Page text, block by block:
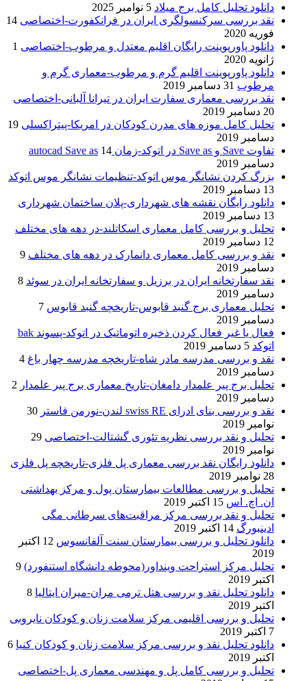
دانلود تحلیل کامل برج میلاد 5 نوامبر 2025
نقد بررسی سرکنسولگری ایران در فرانکفورت-اختصاصی 14
فوریه 2020
دانلود پاورپوینت رایگان اقلیم معتدل و مرطوب-اختصاصی 1
ژانویه 2020
دانلود پاورپوینت اقلیم گرم و مرطوب-معماری گرم و
مرطوب 31 دسامبر 2019
نقد بررسی معماری سفارت ایران در تیرانا آلبانی-اختصاصی
20 دسامبر 2019
تحلیل کامل موزه های مدرن کودکان در امریکا-پیتراکسلی 19
دسامبر 2019
تفاوت Save و Save as در اتوکد-زمان autocad Save as
14
دسامبر 2019
بزرگ کردن نشانگر موس اتوکد-تنظیمات نشانگر موس اتوکد
13 دسامبر 2019
دانلود رایگان نقشه های شهرداری-پلان ساختمان شهرداری
13 دسامبر 2019
تحلیل و بررسی کامل معماری اسکاتلند-در دهه های مختلف
12 دسامبر 2019
نقد و بررسی کامل معماری دانمارک در دهه های مختلف 9
دسامبر 2019
نقد سفارتخانه ایران در برزیل و سفارتخانه ایران در سوئد 8
دسامبر 2019
تحلیل معماری برج گنبد قابوس-تاریخچه گنبد قابوس 7
دسامبر 2019
فعال یا غیر فعال کردن ذخیره اتوماتیک در اتوکد-پسوند bak
اتوکد 5 دسامبر 2019
نقد و بررسی مدرسه مادر شاه-تاریخچه مدرسه چهار باغ 4
دسامبر 2019
تحلیل برج پیر علمدار دامغان-تاریخ معماری برج پیر علمدار 2
دسامبر 2019
نقد و بررسی بنای ادرای swiss RE لندن-نورمن فاستر
30
نوامبر 2019
تحلیل و نقد بررسی نظریه تئوری گشتالت-اختصاصی 29
نوامبر 2019
دانلود رایگان نقد بررسی معماری پل فلزی-تاریخچه پل فلزی
28 نوامبر 2019
تحلیل و بررسی مطالعات بیمارستان پول و مرکز بهداشتی
ان. اچ. اس 15 اکتبر 2019
تحلیل و نقد بررسی مرکز مراقبت‌های سرطانی مگی
ادینبورگ 14 اکتبر 2019
دانلود تحلیل و بررسی بیمارستان سنت آلفانسوس
12 اکتبر
2019
تحلیل مرکز استراحت وینداور(محوطه دانشگاه استنفورد) 9
اکتبر 2019
دانلود تحلیل نقد و بررسی هتل ترمی مران-میران ایتالیا 8
اکتبر 2019
تحلیل و بررسی اقلیمی مرکز سلامت زنان و کودکان نایروبی
7 اکتبر 2019
دانلود تحلیل نقد و بررسی مرکز سلامت زنان و کودکان کنیا 6
اکتبر 2019
تحلیل و بررسی کامل پل و مهندسی معماری پل-اختصاصی